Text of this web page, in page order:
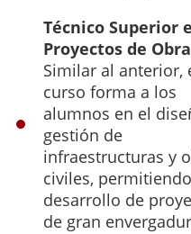
Técnico Superior
Proyectos de
Similar al anterior,
curso forma a los
alumnos en el
gestión de
infraestructuras y
civiles,
desarrollo de
de gran